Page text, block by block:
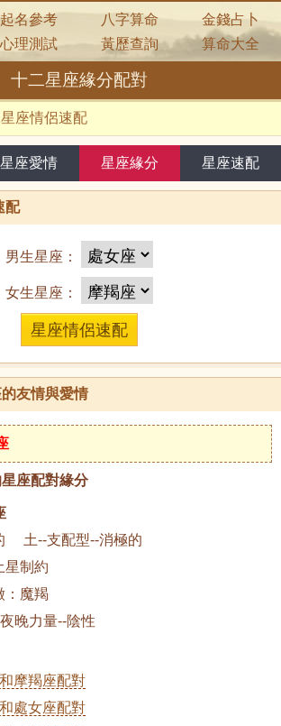
起名參考 八字算命
金錢占卜
心理測試 黃歷查詢 算命大全
十二星座緣分配對
座情侶速配
星座愛情 星座緣分 星座速配
配
男生星座：
女生星座：
友情與愛情
座配對緣分
土--支配型--消極的
制約
魔羯
晚力量--陰性
摩羯座配對
處女座配對